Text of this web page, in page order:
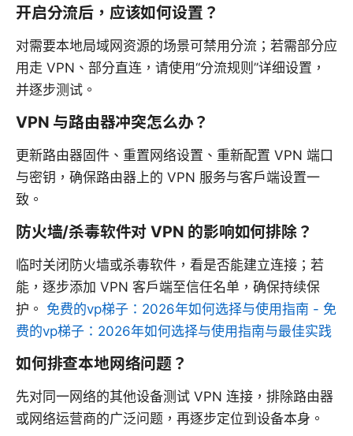
开启分流后，应该如何设置？
对需要本地局域网资源的场景可禁用分流；若需部分应
用走 VPN、部分直连，请使用“分流规则”详细设置，
并逐步测试。
VPN 与路由器冲突怎么办？
更新路由器固件、重置网络设置、重新配置 VPN 端口
与密钥，确保路由器上的 VPN 服务与客户端设置一
致。
防火墙/杀毒软件对 VPN 的影响如何排除？
临时关闭防火墙或杀毒软件，看是否能建立连接；若
能，逐步添加 VPN 客户端至信任名单，确保持续保
护。 免费的vp梯子：2026年如何选择与使用指南 - 免
费的vp梯子：2026年如何选择与使用指南与最佳实践
如何排查本地网络问题？
先对同一网络的其他设备测试 VPN 连接，排除路由器
或网络运营商的广泛问题，再逐步定位到设备本身。